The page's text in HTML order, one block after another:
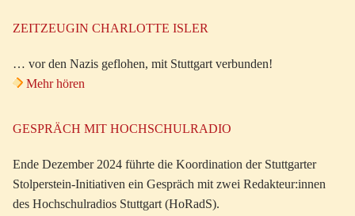
ZEITZEUGIN CHARLOTTE ISLER
… vor den Nazis geflohen, mit Stuttgart verbunden!
Mehr hören
GESPRÄCH MIT HOCHSCHULRADIO
Ende Dezember 2024 führte die Koordination der Stuttgarter
Stolperstein-Initiativen ein Gespräch mit zwei Redakteur:innen
des Hochschulradios Stuttgart (HoRadS).